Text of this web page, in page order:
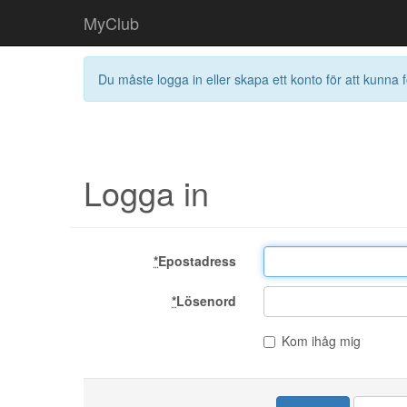
MyClub
Du måste logga in eller skapa ett konto för att kunna
Logga in
*Epostadress
*Lösenord
Kom ihåg mig